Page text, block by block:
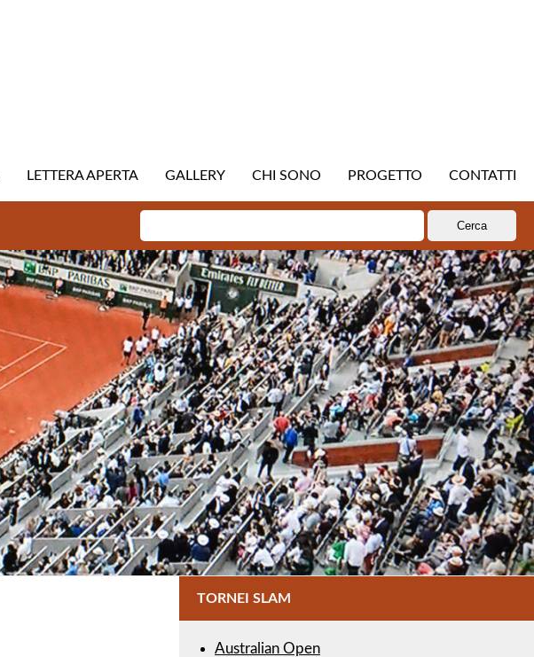
LETTERA APERTA GALLERY CHI SONO PROGETTO CONTATTI
per:
TORNEI SLAM
Australian Open